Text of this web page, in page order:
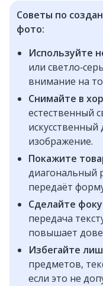
Советы по
фото:
Используйте
или
внимание на
Снимайте в
естественный
изображение.
Покажите
диагональный
передаёт
Сделайте
передача
повышает
Избегайте
предметов,
если это не